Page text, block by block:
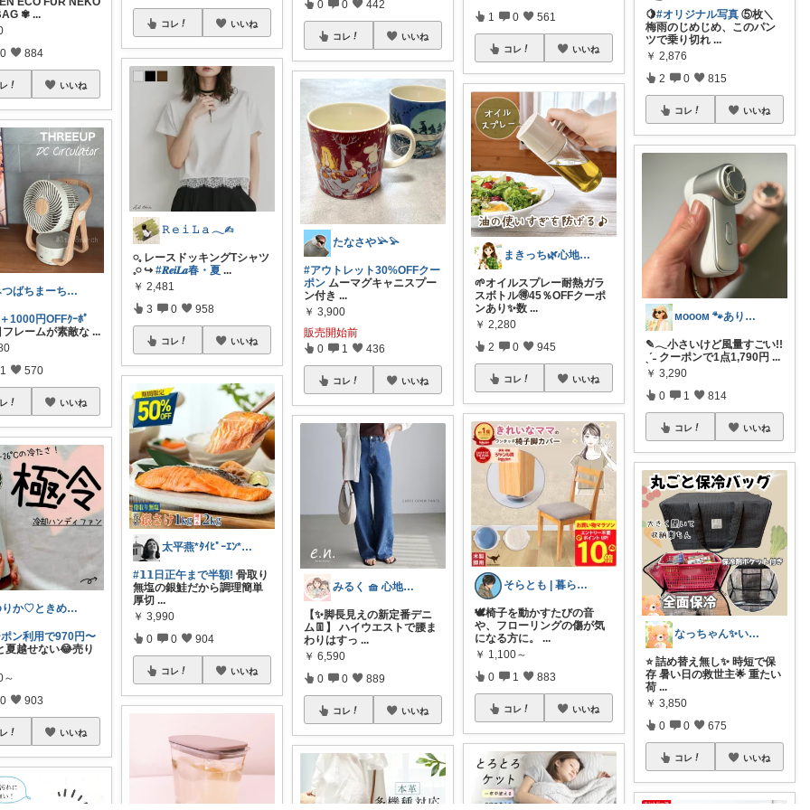
✾ ...
0 884
いいね
みつばちまーちᵀᴴᴬᴺᴷ ᵞᴼᵁ ◡̈*
1000円OFFｸｰﾎﾟ
レームが素敵な ...
1 570
いいね
ゆりか♡ときめく暮らしと服✨️
ン利用で970円〜
越せない😂売り
～
0 903
いいね
コレ いいね
𝚁 𝚎 𝚒 𝙻 𝚊 𓂃✍︎
𓏸𓈒 レースドッキングTシャツ
𓈒𓏸 ↪️#𝑹𝒆𝒊𝑳𝒂春・夏 ...
￥ 2,481
3 0 958
コレ いいね
太平燕*ﾀｲﾋﾟｰｴﾝ*熊本は負けんバイ
#𝟭𝟭日正午まで半額! 骨取り
無塩の銀鮭だから調理簡単
厚切 ...
￥ 3,990
0 0 904
コレ いいね
0 0 442
コレ いいね
たなさや𓅪𓅫
#アウトレット30%OFFクー
ポン ムーマグキャニスプー
ン付き ...
￥ 3,900
販売開始前
0 1 436
コレ いいね
みるく 🧺 心地よい、上質な暮らしを
【✨脚長見えの新定番デニ
ム👖】 ハイウエストで腰ま
わりはすっ ...
￥ 6,590
0 0 889
コレ いいね
1 0 561
コレ いいね
まきっち🌿心地よい暮らし🌿
🌱オイルスプレー耐熱ガラ
スボトル🉐45％OFFクーポ
ンあり✨数 ...
￥ 2,280
2 0 945
コレ いいね
そらとも | 暮らしItem🕊️朝コレ
🕊️椅子を動かすたびの音
や、フローリングの傷が気
になる方に。...
￥ 1,100～
0 1 883
コレ いいね
🍋#オリジナル写真 ⑤枚＼
梅雨のじめじめ、このパン
ツで乗り切れ ...
￥ 2,876
2 0 815
コレ いいね
ᴍᴏᴏᴏᴍ 🐾ありがとうございます🐹
✎𓂃小さいけど風量すごい!!
ˎˊ˗ クーポンで1点1,790円 ...
￥ 3,290
0 1 814
コレ いいね
なっちゃん✨いつもありがとう😊✨
⭐️ 詰め替え無し✨ 時短で保
存 暑い日の救世主🌟 重たい
荷 ...
￥ 3,850
0 0 675
コレ いいね